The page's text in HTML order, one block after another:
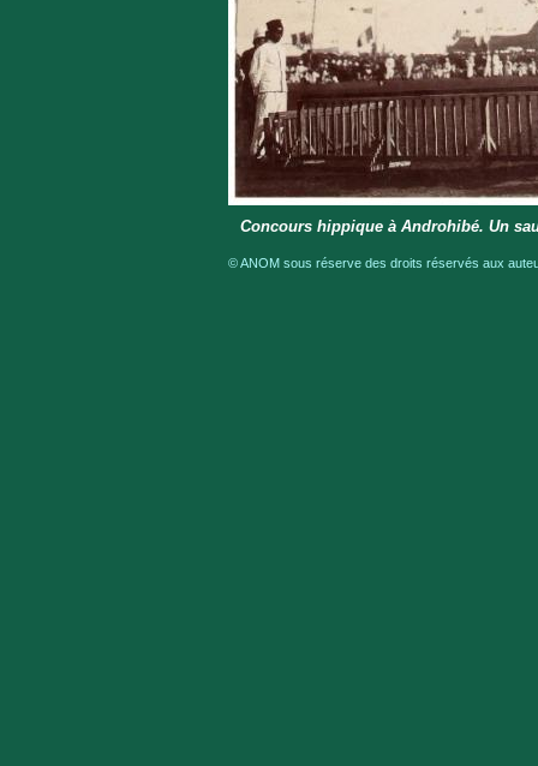
Concours hippique à Androhibé. Un
© ANOM sous réserve des droits réservés aux